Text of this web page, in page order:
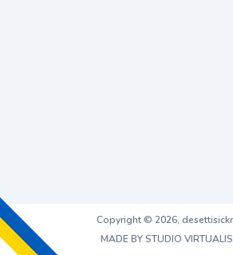
Copyright © 2026,
MADE BY STUDIO